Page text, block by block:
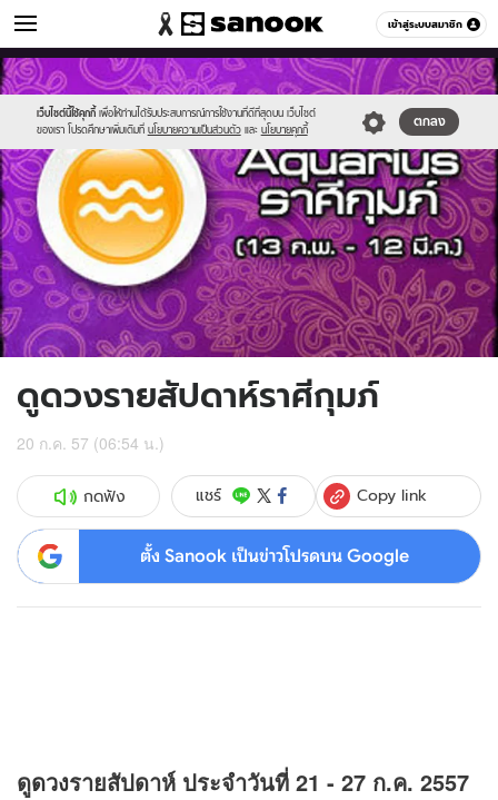
เข้าสู่ระบบสมาชิก
ดูดวง หมวดอื่นๆ
เว็บไซต์นี้ใช้คุกกี้ เพื่อให้ท่านได้รับประสบการณ์การใช้งานที่ดีที่สุดบน เว็บไซต์
ของเรา โปรดศึกษาเพิ่มเติมที่ นโยบายความเป็นส่วนตัว และ นโยบายคุกกี้
ตกลง
Sanook
//s.isanook.com/sr/0/images/logo-
new-
sanook.png
600
60
//s.isanook.com/ho/0/ud/13/67333/2aquarius.jpg
ดูดวงรายสัปดาห์ราศีกุมภ์
20 ก.ค. 57 (06:54 น.)
กดฟัง แชร์ Copy link
ตั้ง Sanook เป็นข่าวโปรดบน Google
ดูดวงรายสัปดาห์ ประจำวันที่ 21 - 27 ก.ค. 2557